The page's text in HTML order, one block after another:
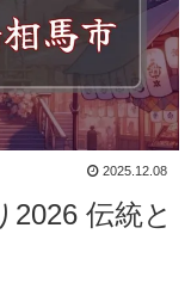
2025.12.08
2026 伝統と